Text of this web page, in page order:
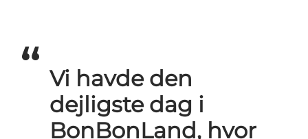
Vi havde den
dejligste dag i
BonBonLand, hvor